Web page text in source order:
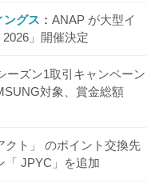
ングス
ANAP が大型イ
」開催決定
ーズン1取引キャンペーン
対象、賞金総額
クト」 のポイント交換先
「 JPYC」を追加